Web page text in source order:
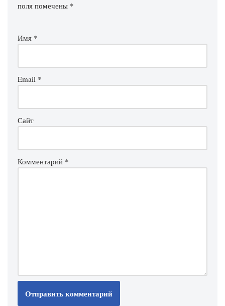
поля помечены *
Имя *
Email *
Сайт
Комментарий *